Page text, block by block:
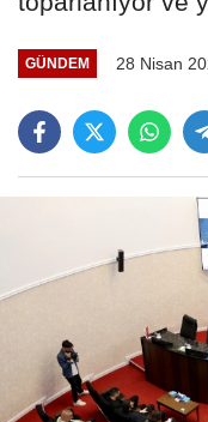
GÜNDEM 28 Nisan